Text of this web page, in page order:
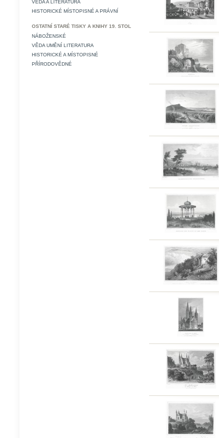
VĚDA A LITERATURA
HISTORICKÉ MÍSTOPISNÉ A PRÁVNÍ
OSTATNÍ STARÉ TISKY A KNIHY 19. STOL
NÁBOŽENSKÉ
VĚDA UMĚNÍ LITERATURA
HISTORICKÉ A MÍSTOPISNÉ
PŘÍRODOVĚDNÉ